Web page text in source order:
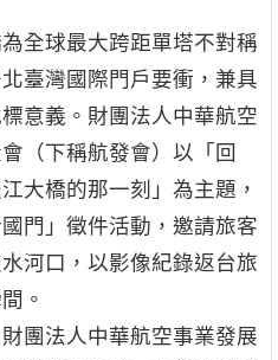
全球最大跨距單塔不對稱
臺灣國際門戶要衝，兼具
意義。財團法人中華航空
（下稱航發會）以「回
大橋的那一刻」為主題，
門」徵件活動，邀請旅客
河口，以影像紀錄返台旅
。
團法人中華航空事業發展